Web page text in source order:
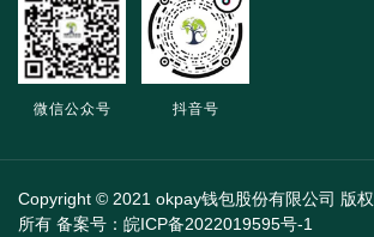
微信公众号 抖音号
Copyright © 2021 okpay钱包股份有限公司 版权
所有 备案号：皖ICP备2022019595号-1